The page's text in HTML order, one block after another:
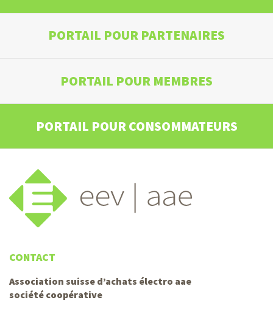
PORTAIL POUR PARTENAIRES
PORTAIL POUR MEMBRES
PORTAIL POUR CONSOMMATEURS
CONTACT
Association suisse d’achats électro aae
société coopérative